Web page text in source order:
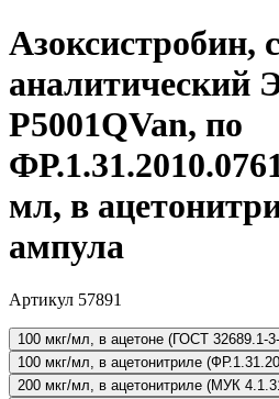
Азоксистробин,
аналитический
P5001QVan, по
мл, в
ампула
Артикул 57891
100 мкг/мл, в ацетоне (ГОСТ 32689.1-
100 мкг/мл, в ацетонитриле
200 мкг/мл, в ацетонитриле (МУК